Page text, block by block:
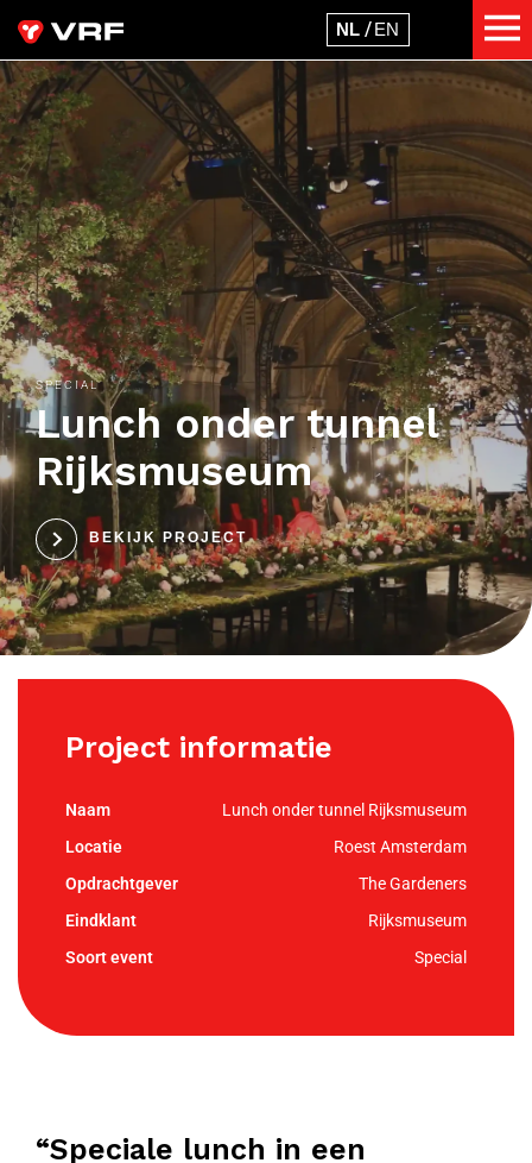
SPECIAL
Lunch onder tunnel
Rijksmuseum
BEKIJK PROJECT
Project informatie
Lunch onder tunnel Rijksmuseum
Roest Amsterdam
The Gardeners
Rijksmuseum
Special
“Speciale lunch in een